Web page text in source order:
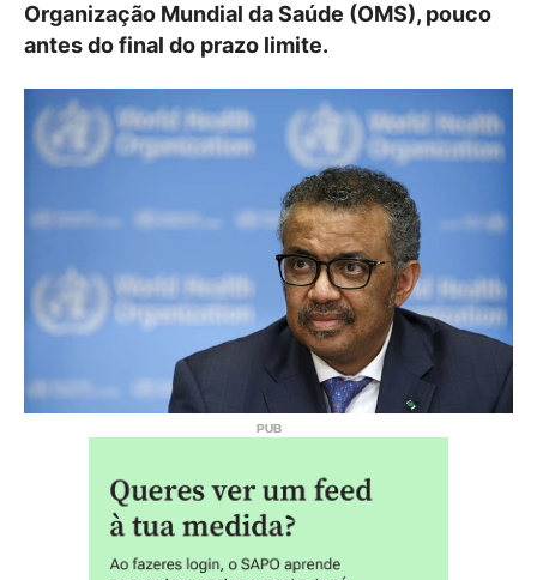
Organização Mundial da Saúde (OMS), pouco
antes do final do prazo limite.